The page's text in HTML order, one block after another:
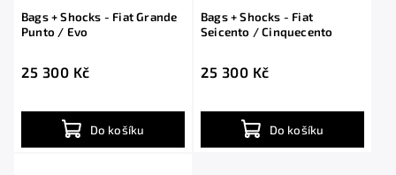
Bags + Shocks - Fiat Grande
Punto / Evo
25 300 Kč
Do košíku
Bags + Shocks - Fiat
Seicento / Cinquecento
25 300 Kč
Do košíku